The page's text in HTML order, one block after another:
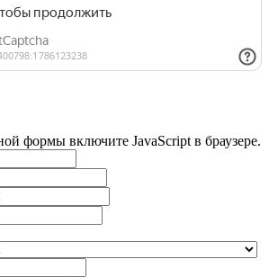
формы включите JavaScript в браузере.